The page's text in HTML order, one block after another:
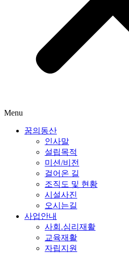
Menu
꿈의동산
인사말
설립목적
미션/비전
걸어온 길
조직도 및 현황
시설사진
오시는길
사업안내
사회.심리재활
교육재활
자립지원